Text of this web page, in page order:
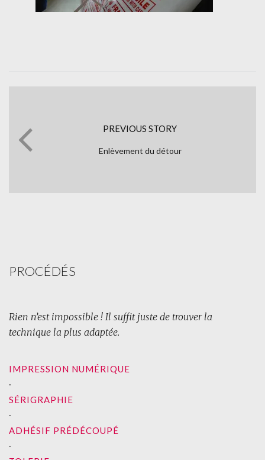
PREVIOUS STORY
Enlèvement du détour
PROCÉDÉS
Rien n’est impossible ! Il suffit juste de trouver la
technique la plus adaptée.
IMPRESSION NUMÉRIQUE
∙
SÉRIGRAPHIE
∙
ADHÉSIF PRÉDÉCOUPÉ
∙